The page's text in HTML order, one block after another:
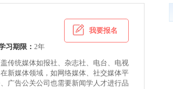
习期限： 2年
传统媒体如报社、杂志社、电台、电视
新媒体领域，如网络媒体、社交媒体平
广告公关公司也需要新闻学人才进行品
我要报名